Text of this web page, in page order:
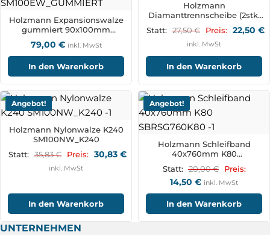
Holzmann Expansionswalze
gummiert 90x100mm
SM100EW_GUMMIERT
79,00 € inkl. MwSt
In den Warenkorb
Holzmann
Diamanttrennscheibe (2stk)
125*7mm(Höhe) WS125DTS
Statt: 27,50€ Preis: 22,50 €
inkl. MwSt
In den Warenkorb
Angebot!
Holzmann Nylonwalze K240
SM100NW_K240
Statt: 35,83€ Preis: 30,83 €
inkl. MwSt
In den Warenkorb
Angebot!
Holzmann Schleifband
40x760mm K80
SBRSG760K80
Statt: 20,00€ Preis:
14,50 € inkl. MwSt
In den Warenkorb
UNTERNEHMEN